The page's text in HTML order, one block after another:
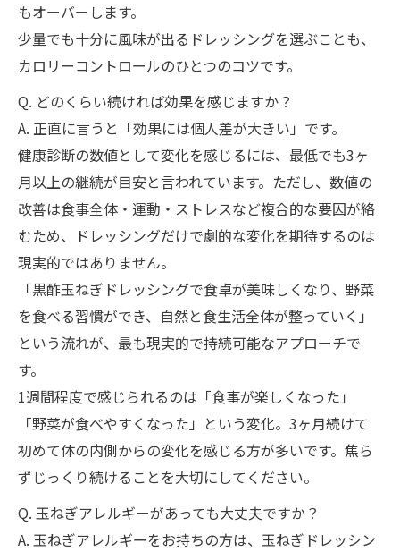
もオーバーします。
少量でも十分に風味が出るドレッシングを選ぶことも、
カロリーコントロールのひとつのコツです。
Q. どのくらい続ければ効果を感じますか？
A. 正直に言うと「効果には個人差が大きい」です。
健康診断の数値として変化を感じるには、最低でも3ヶ
月以上の継続が目安と言われています。ただし、数値の
改善は食事全体・運動・ストレスなど複合的な要因が絡
むため、ドレッシングだけで劇的な変化を期待するのは
現実的ではありません。
「黒酢玉ねぎドレッシングで食卓が美味しくなり、野菜
を食べる習慣ができ、自然と食生活全体が整っていく」
という流れが、最も現実的で持続可能なアプローチで
す。
1週間程度で感じられるのは「食事が楽しくなった」
「野菜が食べやすくなった」という変化。3ヶ月続けて
初めて体の内側からの変化を感じる方が多いです。焦ら
ずじっくり続けることを大切にしてください。
Q. 玉ねぎアレルギーがあっても大丈夫ですか？
A. 玉ねぎアレルギーをお持ちの方は、玉ねぎドレッシン